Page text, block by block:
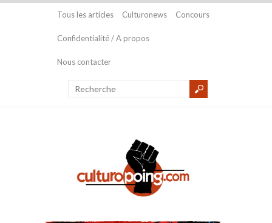
Tous les articles Culturonews Concours
Confidentialité / A propos
Nous contacter